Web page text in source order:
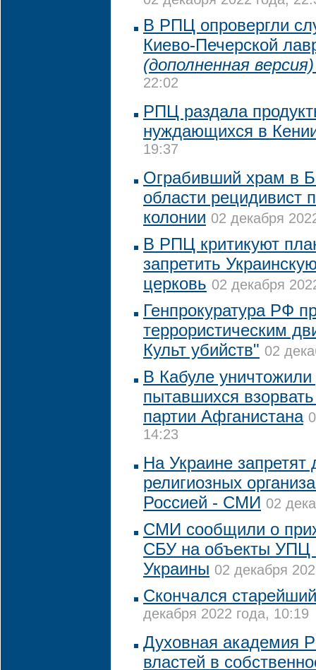
В РПЦ опровергли
Киево-Печерской
(дополненная версия)
22:02
РПЦ раздала
нуждающихся в
19:37
Ограбивший храм в
области рецидивист
колонии 02 декабря
В РПЦ критикуют
запретить
церковь 02 декабря
Генпрокуратура РФ
террористическим
Культ убийств" 02
В Кабуле уничтожили
пытавшихся
партии Афганистана
14:23
На Украине запретят
религиозных
Россией - СМИ 02
СМИ сообщили о
СБУ на объекты УПЦ
Украины 02 декабря
Скончался
декабря 2022 года, 10:19
Духовная академия
властей в